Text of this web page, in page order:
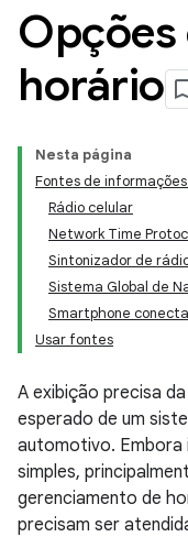
horário
Nesta página
Fontes de
Rádio celular
Network Time
Sintonizador de
Sistema Global de
Smartphone
Usar fontes
A exibição precisa
esperado de um
automotivo. Embora
simples,
gerenciamento de
precisam ser